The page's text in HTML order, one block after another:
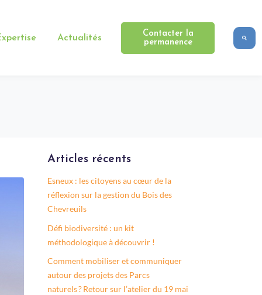
Actualités
Contacter la
permanence
Articles récents
Esneux : les citoyens au cœur de la
réflexion sur la gestion du Bois des
Chevreuils
Défi biodiversité : un kit
méthodologique à découvrir !
Comment mobiliser et communiquer
autour des projets des Parcs
naturels ? Retour sur l’atelier du 19 mai